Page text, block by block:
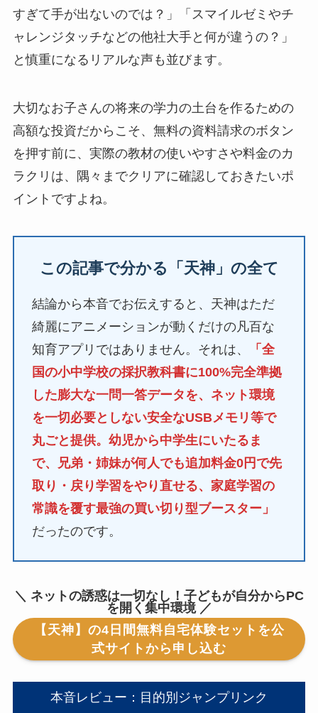
すぎて手が出ないのでは？」「スマイルゼミやチ
ャレンジタッチなどの他社大手と何が違うの？」
と慎重になるリアルな声も並びます。
大切なお子さんの将来の学力の土台を作るための
高額な投資だからこそ、無料の資料請求のボタン
を押す前に、実際の教材の使いやすさや料金のカ
ラクリは、隅々までクリアに確認しておきたいポ
イントですよね。
この記事で分かる「天神」の全て
結論から本音でお伝えすると、天神はただ
綺麗にアニメーションが動くだけの凡百な
知育アプリではありません。それは、
「全
国の小中学校の採択教科書に100%完全準拠
した膨大な一問一答データを、ネット環境
を一切必要としない安全なUSBメモリ等で
丸ごと提供。幼児から中学生にいたるま
で、兄弟・姉妹が何人でも追加料金0円で先
取り・戻り学習をやり直せる、家庭学習の
常識を覆す最強の買い切り型ブースター」
だったのです。
＼ ネットの誘惑は一切なし！子どもが自分からPC
を開く集中環境 ／
【天神】の4日間無料自宅体験セットを公
式サイトから申し込む
本音レビュー：目的別ジャンプリンク